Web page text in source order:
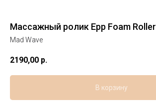
Массажный ролик Epp Foam Roller
Mad Wave
2190,00 р.
В корзину